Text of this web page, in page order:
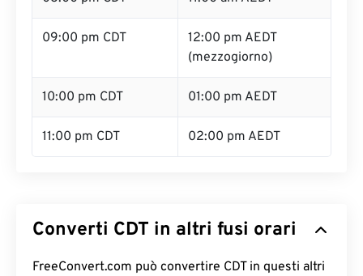
09:00 pm CDT
12:00 pm AEDT
(mezzogiorno)
10:00 pm CDT 01:00 pm AEDT
11:00 pm CDT 02:00 pm AEDT
Converti CDT in altri fusi orari
FreeConvert.com può convertire CDT in questi altri